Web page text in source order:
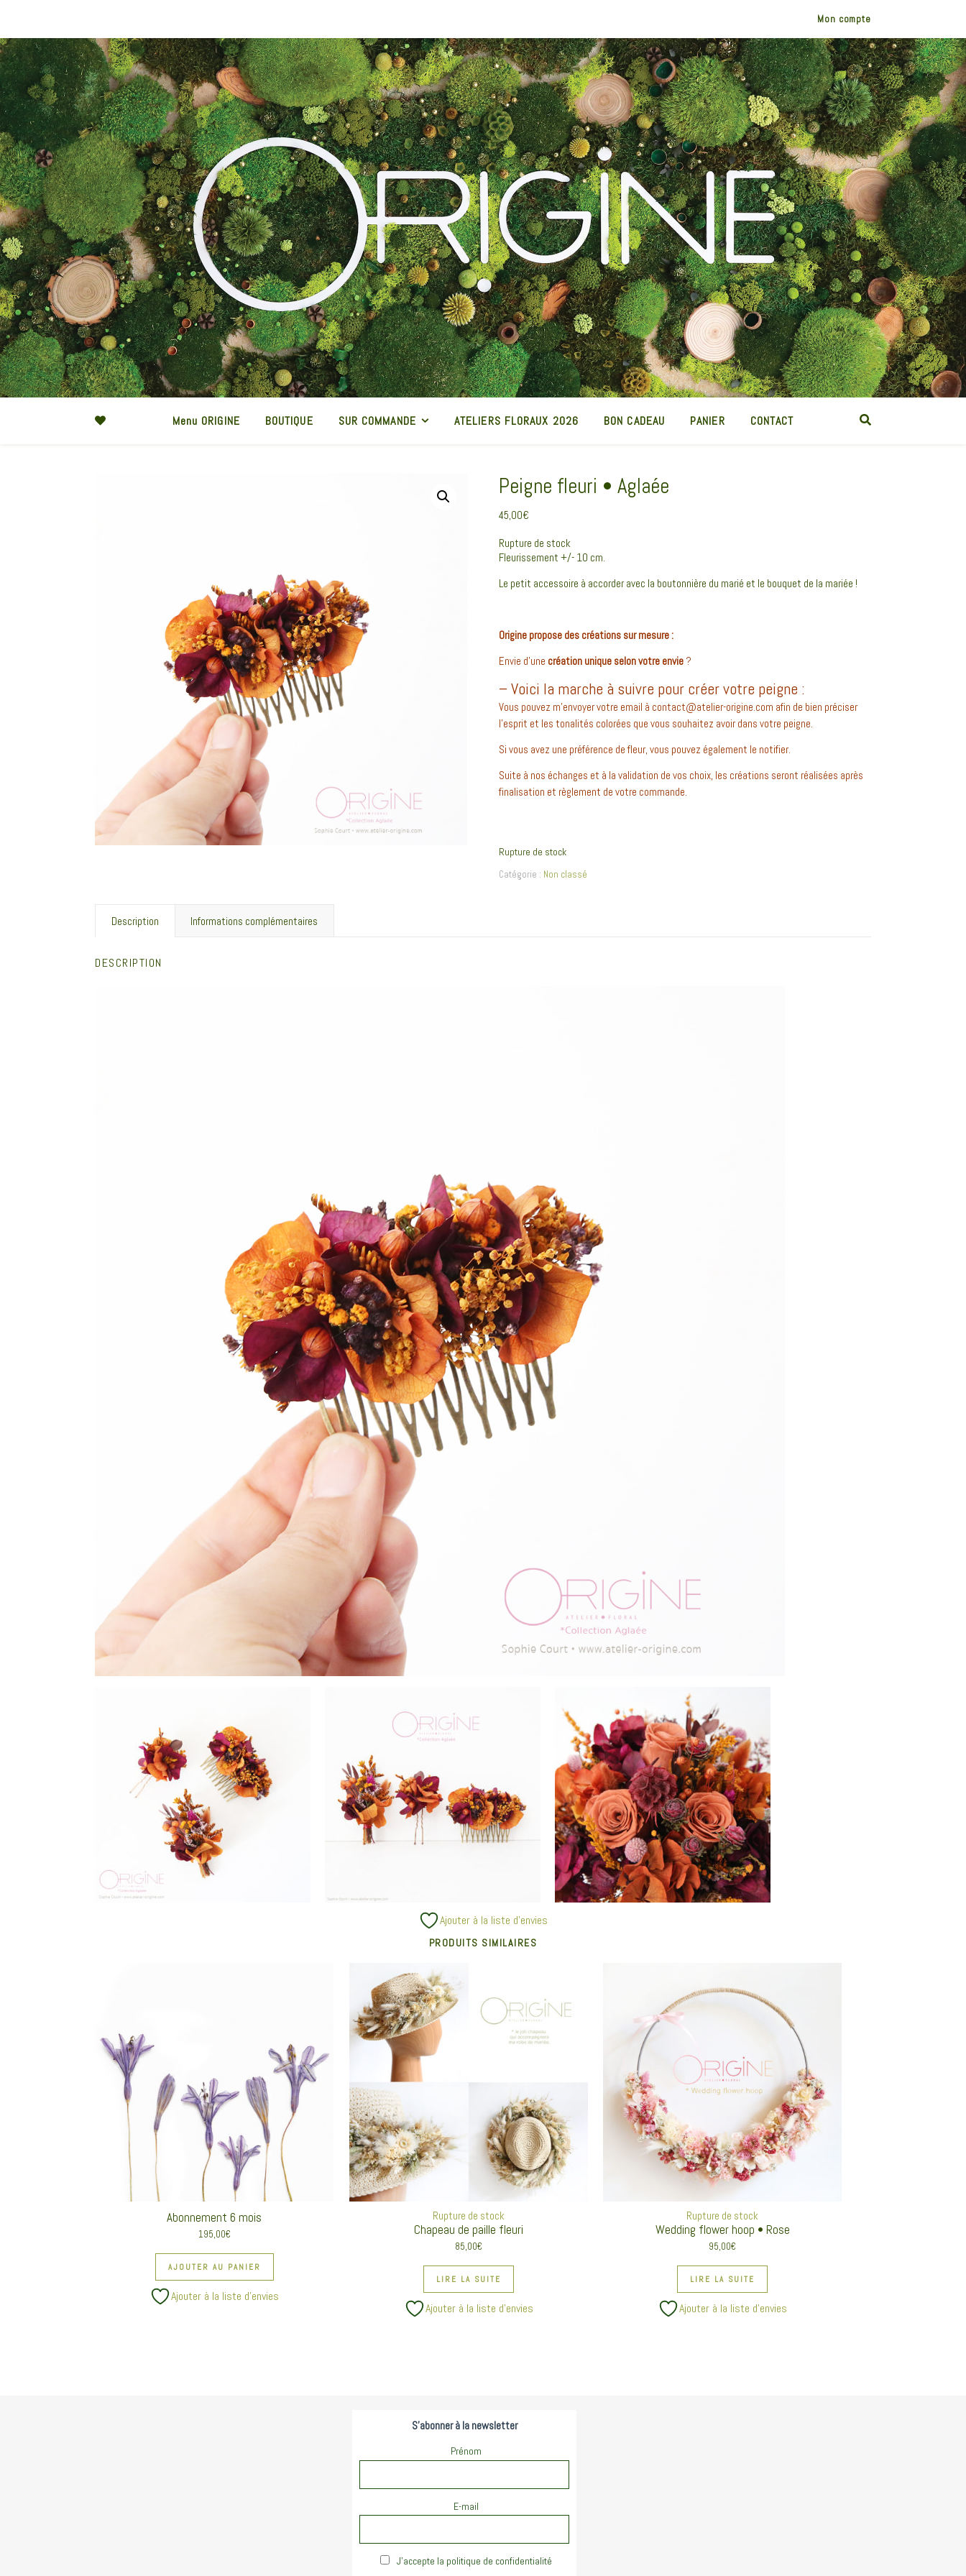
Mon compte
Menu ORIGINE BOUTIQUE SUR COMMANDE ATELIERS FLORAUX 2026 BON CADEAU PANIER CONTACT
Peigne fleuri • Aglaée
45,00€
Rupture de stock
Fleurissement +/- 10 cm.
Le petit accessoire à accorder avec la boutonnière du marié et le bouquet de la mariée !
Origine propose des créations sur mesure :
Envie d’une création unique selon votre envie?
– Voici la marche à suivre pour créer votre peigne :
Vous pouvez m’envoyer votre email à contact@atelier-origine.com afin de bien préciser
l’esprit et les tonalités colorées que vous souhaitez avoir dans votre peigne.
Si vous avez une préférence de fleur, vous pouvez également le notifier.
Suite à nos échanges et à la validation de vos choix, les créations seront réalisées après
finalisation et règlement de votre commande.
Rupture de stock
Catégorie : Non classé
Description Informations complémentaires
DESCRIPTION
Ajouter à la liste d’envies
PRODUITS SIMILAIRES
Abonnement 6 mois
195,00€
AJOUTER AU PANIER
Ajouter à la liste d’envies
Rupture de stock
Chapeau de paille fleuri
85,00€
LIRE LA SUITE
Ajouter à la liste d’envies
Rupture de stock
Wedding flower hoop • Rose
95,00€
LIRE LA SUITE
Ajouter à la liste d’envies
S'abonner à la newsletter
Prénom
E-mail
J'accepte la politique de confidentialité